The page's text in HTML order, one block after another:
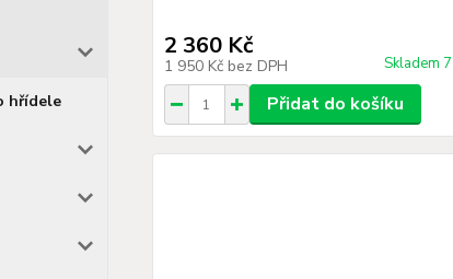
hřídele
2 360 Kč
1 950 Kč bez DPH Skladem 7
Přidat do košíku